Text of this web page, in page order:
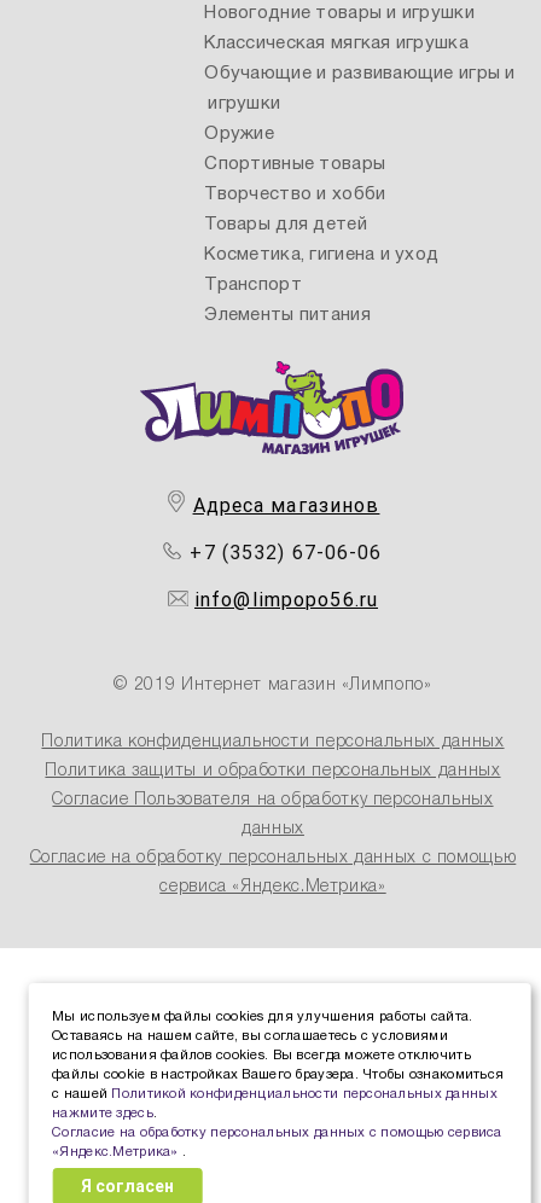
Адреса магазинов
+7 (3532) 67-06-06
info@limpopo56.ru
© 2019 Интернет магазин «Лимпопо»
Политика конфиденциальности персональных данных
Политика защиты и обработки персональных данных
Согласие Пользователя на обработку персональных
данных
Согласие на обработку персональных данных с помощью
сервиса «Яндекс.Метрика»
Новогодние товары и игрушки
Классическая мягкая игрушка
Обучающие и развивающие игры и
игрушки
Оружие
Спортивные товары
Творчество и хобби
Товары для детей
Косметика, гигиена и уход
Транспорт
Элементы питания
Мы используем файлы cookies для улучшения работы сайта.
Оставаясь на нашем сайте, вы соглашаетесь с условиями
использования файлов cookies. Вы всегда можете отключить
файлы cookie в настройках Вашего браузера. Чтобы ознакомиться
с нашей
Политикой конфиденциальности персональных данных
нажмите здесь.
Согласие на обработку персональных данных с помощью сервиса
«Яндекс.Метрика» .
Я согласен